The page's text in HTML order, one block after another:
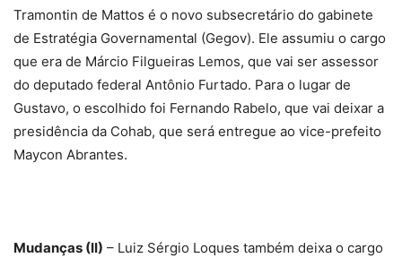
Tramontin de Mattos é o novo subsecretário do gabinete
de Estratégia Governamental (Gegov). Ele assumiu o cargo
que era de Márcio Filgueiras Lemos, que vai ser assessor
do deputado federal Antônio Furtado. Para o lugar de
Gustavo, o escolhido foi Fernando Rabelo, que vai deixar a
presidência da Cohab, que será entregue ao vice-prefeito
Maycon Abrantes.
Mudanças (II) – Luiz Sérgio Loques também deixa o cargo